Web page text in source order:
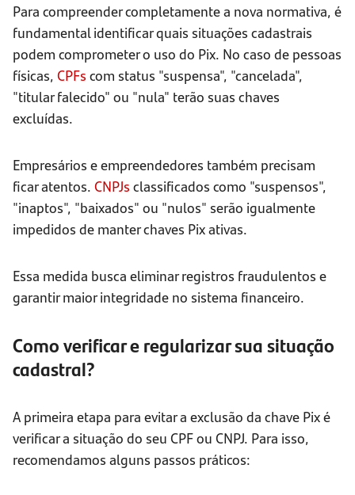
Para compreender completamente a nova normativa, é
fundamental identificar quais situações cadastrais
podem comprometer o uso do Pix. No caso de pessoas
físicas, CPFs com status "suspensa", "cancelada",
"titular falecido" ou "nula" terão suas chaves
excluídas.
Empresários e empreendedores também precisam
ficar atentos. CNPJs classificados como "suspensos",
"inaptos", "baixados" ou "nulos" serão igualmente
impedidos de manter chaves Pix ativas.
Essa medida busca eliminar registros fraudulentos e
garantir maior integridade no sistema financeiro.
Como verificar e regularizar sua situação
cadastral?
A primeira etapa para evitar a exclusão da chave Pix é
verificar a situação do seu CPF ou CNPJ. Para isso,
recomendamos alguns passos práticos: